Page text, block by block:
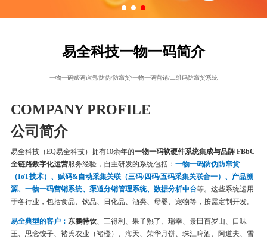
易全科技一物一码简介
一物一码赋码追溯/防伪/防窜货/一物一码营销/二维码防窜货系统
COMPANY PROFILE
公司简介
易全科技（EQ易全科技）拥有10余年的一物一码软硬件系统集成与品牌 FBbC
全链路数字化运营服务经验，自主研发的系统包括： 一物一码防伪防窜货
（IoT技术）、赋码&自动采集关联（三码/四码/五码采集关联合一）、产品溯
源、一物一码营销系统、渠道分销管理系统、数据分析中台等。这些系统运用
于各行业，包括食品、饮品、日化品、酒类、母婴、宠物等，按需定制开发。
易全典型的客户： 东鹏特饮、三得利、果子熟了、瑞幸、 景田百岁山、口味
王、思念饺子、 褚氏农业（褚橙）、 海天、荣华月饼、 珠江啤酒、 阿道夫、雪